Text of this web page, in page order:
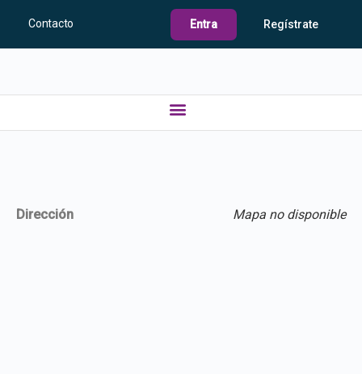
Contacto Entra Regístrate
Mapa no disponible
Dirección